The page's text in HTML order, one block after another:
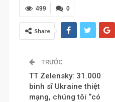
0
499
Share
TRƯỚC
TT Zelensky: 31.000
binh sĩ Ukraine thiệt
mạng, chúng tôi “có